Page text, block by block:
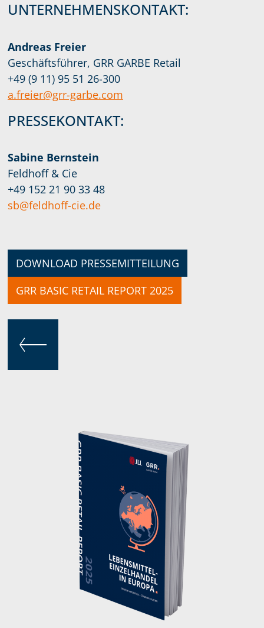
UNTERNEHMENSKONTAKT:
Andreas Freier
Geschäftsführer, GRR GARBE Retail
+49 (9 11) 95 51 26-300
a.freier@grr-garbe.com
PRESSEKONTAKT:
Sabine Bernstein
Feldhoff & Cie
+49 152 21 90 33 48
sb@feldhoff-cie.de
DOWNLOAD PRESSEMITTEILUNG
GRR BASIC RETAIL REPORT 2025
ZURÜCK